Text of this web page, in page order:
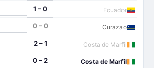
1 – 0
Ecuador
0 – 0
Curazao
2 – 1
Costa de Marfil
0 – 2
Costa de Marfil